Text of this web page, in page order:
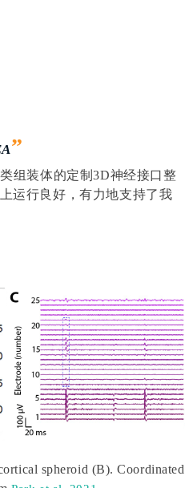
”
组装体的定制3D神经接口整
运行良好，有力地支持了我
spheroid (B). Coordinated